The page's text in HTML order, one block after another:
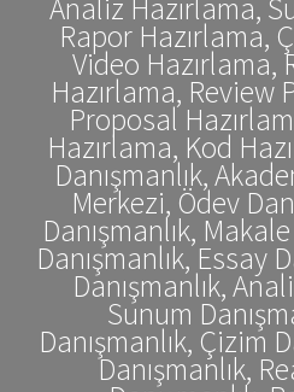
Analiz Hazırlama,
Rapor Hazırlama,
Video Hazırlama,
Hazırlama, Review
Proposal
Hazırlama, Kod
Danışmanlık,
Merkezi, Ödev
Danışmanlık,
Danışmanlık, Essay
Danışmanlık,
Sunum
Danışmanlık, Çizim
Danışmanlık,